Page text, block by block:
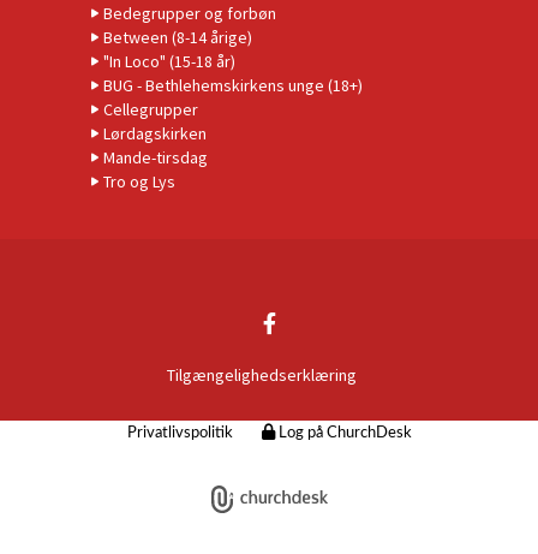
Bedegrupper og forbøn
Between (8-14 årige)
"In Loco" (15-18 år)
BUG - Bethlehemskirkens unge (18+)
Cellegrupper
Lørdagskirken
Mande-tirsdag
Tro og Lys
Tilgængelighedserklæring
Privatlivspolitik Log på ChurchDesk